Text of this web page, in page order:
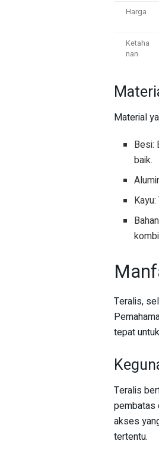
Harga
Ketaha
nan
Material
Besi:
baik.
Teralis,
tepat
Teralis
pembatas
akses
tertentu.